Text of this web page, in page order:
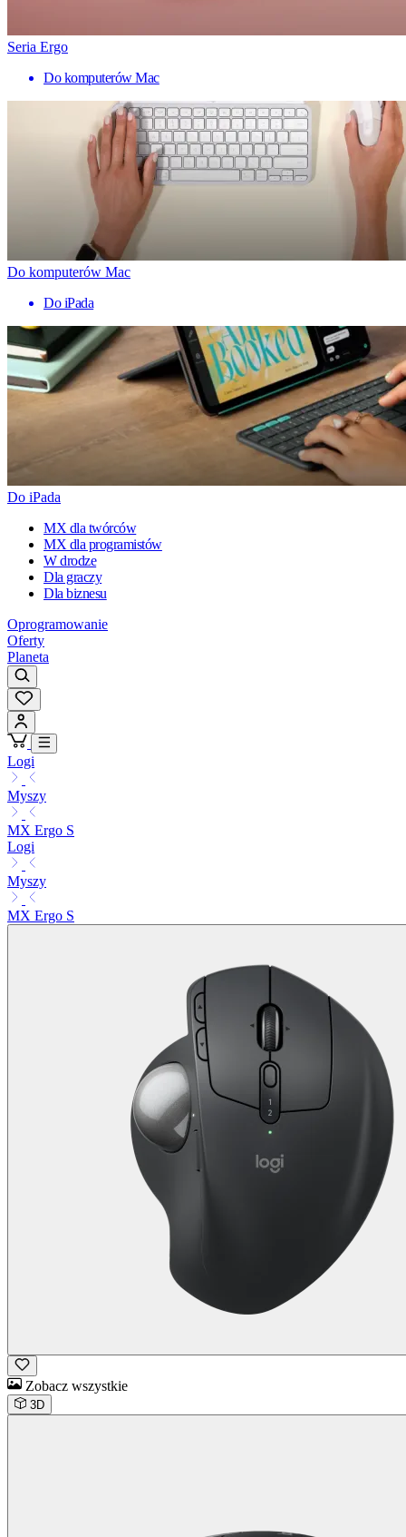
Seria Ergo
Do komputerów Mac
Do komputerów Mac
Do iPada
Do iPada
MX dla twórców
MX dla programistów
W drodze
Dla graczy
Dla biznesu
Oprogramowanie
Oferty
Planeta
Logi
Myszy
MX Ergo S
Logi
Myszy
MX Ergo S
Zobacz wszystkie
3D